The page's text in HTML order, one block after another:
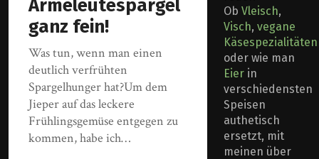
Armeleutespargel
ganz fein!
Was tun, wenn man einen
deutlich verfrühten
Spargelhunger hat?Um dem
Jieper auf das leckere
Frühlingsgemüse entgegen zu
kommen, habe ich…
Ob Vleisch,
Visch, vegane
Käsespezialitäten
oder wie man
Eierin
verschiedensten
Speisen
authetisch
ersetzt, mit
meinen über